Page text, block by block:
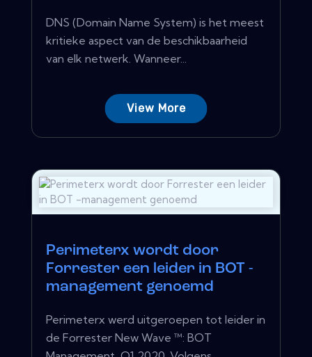
DNS (Domain Name System) is het meest
kritieke aspect van de beschikbaarheid
van elk netwerk. Wanneer...
View More
Perimeterx wordt door
Forrester een leider in BOT -
management genoemd
Perimeterx werd uitgeroepen tot leider in
de Forrester New Wave ™: BOT